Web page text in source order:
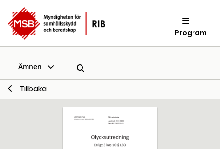
Program
Ämnen
Tillbaka